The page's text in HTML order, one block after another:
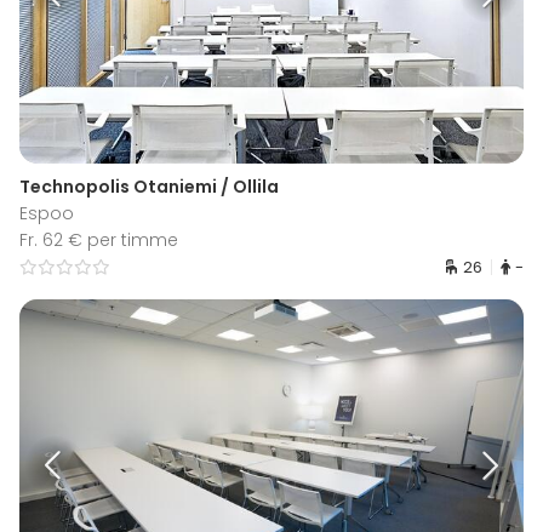
Technopolis Otaniemi / Ollila
Espoo
Fr. 62 € per timme
26 -